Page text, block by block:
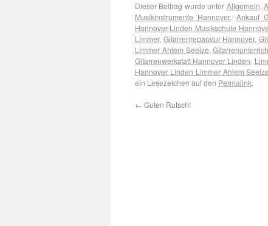
Dieser Beitrag wurde unter Allgemein,
Musikinstrumente Hannover, Ankauf
Hannover-Linden Musikschule
Limmer, Gitarrenreparatur Hannover,
Limmer Ahlem Seelze,
Gitarrenwerkstatt Hannover Linden,
Hannover Linden Limmer Ahlem Seelze
ein Lesezeichen auf den Permalink.
← Guten Rutsch!